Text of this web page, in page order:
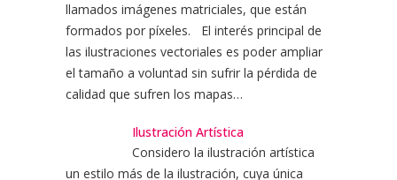
llamados imágenes matriciales, que están
formados por píxeles. El interés principal de
las ilustraciones vectoriales es poder ampliar
el tamaño a voluntad sin sufrir la pérdida de
calidad que sufren los mapas…
Ilustración Artística
Considero la ilustración artística
un estilo más de la ilustración, cuya única